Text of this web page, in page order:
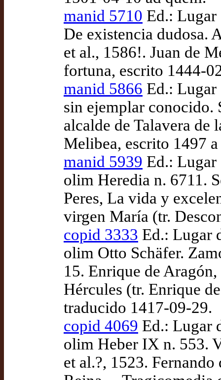
manid 5710 Ed.: Lugar
De existencia dudosa.
et al., 1586!. Juan de
fortuna, escrito 1444-
manid 5866 Ed.: Lugar
sin ejemplar conocido.
alcalde de Talavera
Melibea, escrito 1497
manid 5939 Ed.: Lugar
olim Heredia n. 6711.
Peres, La vida y
virgen María (tr.
copid 3333 Ed.: Lugar
olim Otto Schäfer.
15. Enrique de
Hércules (tr. Enrique
traducido 1417-09-29.
copid 4069 Ed.: Lugar
olim Heber IX n. 553.
et al.?, 1523.